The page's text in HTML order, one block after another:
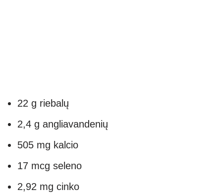
22 g riebalų
2,4 g angliavandenių
505 mg kalcio
17 mcg seleno
2,92 mg cinko